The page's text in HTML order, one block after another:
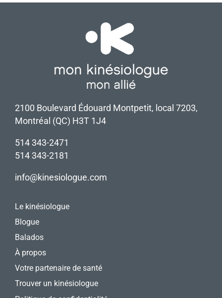
2100 Boulevard Édouard Montpetit, local 7203,
Montréal (QC) H3T 1J4
514 343-2471
514 343-2181
info@kinesiologue.com
Le kinésiologue
Blogue
Balados
À propos
Votre partenaire de santé
Trouver un kinésiologue